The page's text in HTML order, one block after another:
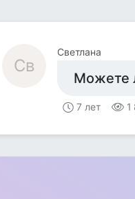
Св
Светлана
Можете
7 лет 1